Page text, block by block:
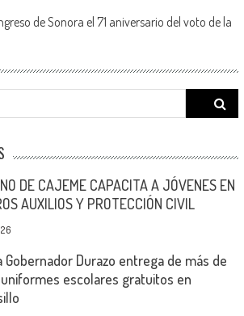
de Sonora el 71 aniversario del voto de la
Search
for:
DE CAJEME CAPACITA A JÓVENES EN
AUXILIOS Y PROTECCIÓN CIVIL
Gobernador Durazo entrega de más de
escolares gratuitos en